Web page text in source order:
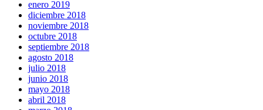
enero 2019
diciembre 2018
noviembre 2018
octubre 2018
septiembre 2018
agosto 2018
julio 2018
junio 2018
mayo 2018
abril 2018